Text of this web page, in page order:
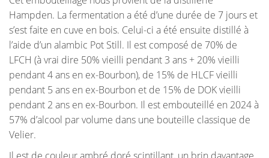
Hampden. La fermentation a été d’une durée de 7 jours et
s’est faite en cuve en bois. Celui-ci a été ensuite distillé à
l’aide d’un alambic Pot Still. Il est composé de 70% de
LFCH (à vrai dire 50% vieilli pendant 3 ans + 20% vieilli
pendant 4 ans en ex-Bourbon), de 15% de HLCF vieilli
pendant 5 ans en ex-Bourbon et de 15% de DOK vieilli
pendant 2 ans en ex-Bourbon. Il est embouteillé en 2024 à
57% d’alcool par volume dans une bouteille classique de
Velier.
Il est de couleur ambré doré scintillant, un brin davantage